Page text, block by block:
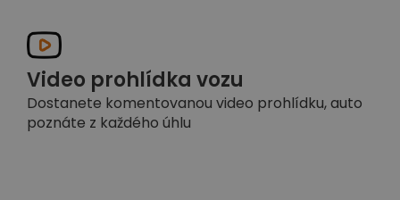
Video prohlídka vozu
Dostanete komentovanou video prohlídku, auto
poznáte z každého úhlu